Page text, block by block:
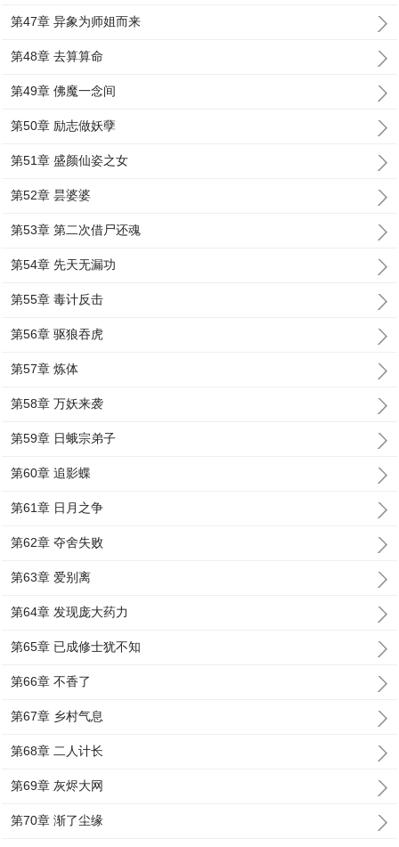
第47章 异象为师姐而来
第48章 去算算命
第49章 佛魔一念间
第50章 励志做妖孽
第51章 盛颜仙姿之女
第52章 昙婆婆
第53章 第二次借尸还魂
第54章 先天无漏功
第55章 毒计反击
第56章 驱狼吞虎
第57章 炼体
第58章 万妖来袭
第59章 日蛾宗弟子
第60章 追影蝶
第61章 日月之争
第62章 夺舍失败
第63章 爱别离
第64章 发现庞大药力
第65章 已成修士犹不知
第66章 不香了
第67章 乡村气息
第68章 二人计长
第69章 灰烬大网
第70章 渐了尘缘